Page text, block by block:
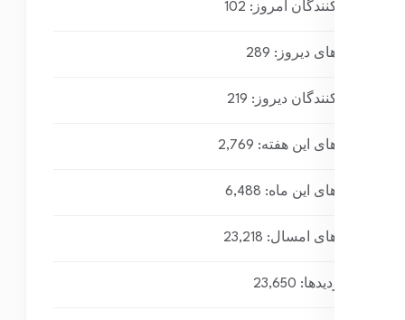
بازدیدکنندگان امروز: 102
بازدیدهای دیروز: 289
بازدیدکنندگان دیروز: 219
بازدیدهای این هفته: 2,769
بازدیدهای این ماه: 6,488
بازدیدهای امسال: 23,218
کل بازدیدها: 23,650